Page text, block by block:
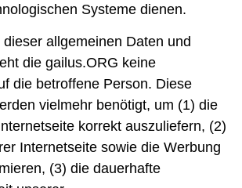
Systeme dienen.
allgemeinen Daten und
die gailus.ORG keine
die betroffene Person. Diese
vielmehr benötigt, um (1) die
korrekt auszuliefern, (2)
Internetseite sowie die Werbung
(3) die dauerhafte